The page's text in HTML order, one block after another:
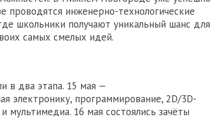
проводятся инженерно-технологические
школьники получают уникальный шанс для
самых смелых идей.
в два этапа. 15 мая —
электронику, программирование, 2D/3D-
мультимедиа. 16 мая состоялись зачёты